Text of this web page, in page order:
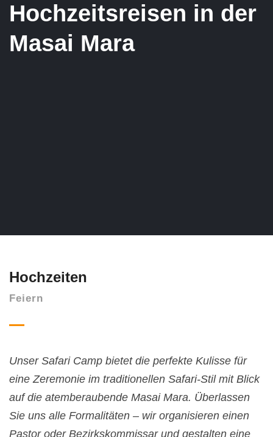
Hochzeitsreisen in der
Masai Mara
Hochzeiten
Feiern
Unser Safari Camp bietet die perfekte Kulisse für
eine Zeremonie im traditionellen Safari-Stil mit Blick
auf die atemberaubende Masai Mara. Überlassen
Sie uns alle Formalitäten – wir organisieren einen
Pastor oder Bezirkskommissar und gestalten eine